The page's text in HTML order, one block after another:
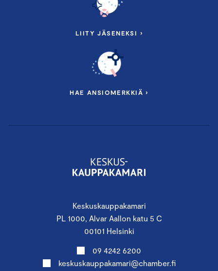
Keskuskauppakamari
PL 1000, Alvar Aallon katu 5 C
00101 Helsinki
09 4242 6200
keskuskauppakamari@chamber.fi
LIITY JÄSENEKSI ›
HAE ANSIOMERKKIÄ ›